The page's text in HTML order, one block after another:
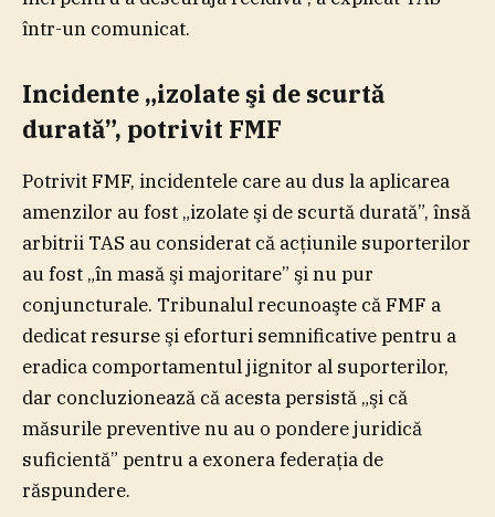
într-un comunicat.
Incidente „izolate şi de scurtă
durată”, potrivit FMF
Potrivit FMF, incidentele care au dus la aplicarea
amenzilor au fost „izolate şi de scurtă durată”, însă
arbitrii TAS au considerat că acţiunile suporterilor
au fost „în masă şi majoritare” şi nu pur
conjuncturale. Tribunalul recunoaşte că FMF a
dedicat resurse şi eforturi semnificative pentru a
eradica comportamentul jignitor al suporterilor,
dar concluzionează că acesta persistă „şi că
măsurile preventive nu au o pondere juridică
suficientă” pentru a exonera federaţia de
răspundere.